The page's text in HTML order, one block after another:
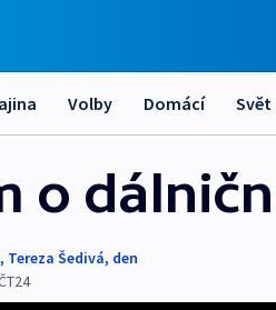
Volby Domácí Svět
o
, Tereza Šedivá, den